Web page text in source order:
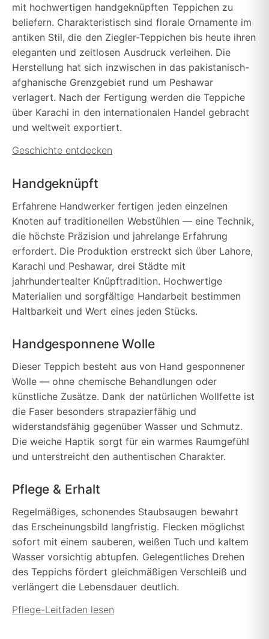
mit hochwertigen handgeknüpften Teppichen zu
beliefern. Charakteristisch sind florale Ornamente im
antiken Stil, die den Ziegler-Teppichen bis heute ihren
eleganten und zeitlosen Ausdruck verleihen. Die
Herstellung hat sich inzwischen in das pakistanisch-
afghanische Grenzgebiet rund um Peshawar
verlagert. Nach der Fertigung werden die Teppiche
über Karachi in den internationalen Handel gebracht
und weltweit exportiert.
Geschichte entdecken
Handgeknüpft
Erfahrene Handwerker fertigen jeden einzelnen
Knoten auf traditionellen Webstühlen — eine Technik,
die höchste Präzision und jahrelange Erfahrung
erfordert. Die Produktion erstreckt sich über Lahore,
Karachi und Peshawar, drei Städte mit
jahrhundertealter Knüpftradition. Hochwertige
Materialien und sorgfältige Handarbeit bestimmen
Haltbarkeit und Wert eines jeden Stücks.
Handgesponnene Wolle
Dieser Teppich besteht aus von Hand gesponnener
Wolle — ohne chemische Behandlungen oder
künstliche Zusätze. Dank der natürlichen Wollfette ist
die Faser besonders strapazierfähig und
widerstandsfähig gegenüber Wasser und Schmutz.
Die weiche Haptik sorgt für ein warmes Raumgefühl
und unterstreicht den authentischen Charakter.
Pflege & Erhalt
Regelmäßiges, schonendes Staubsaugen bewahrt
das Erscheinungsbild langfristig. Flecken möglichst
sofort mit einem sauberen, weißen Tuch und kaltem
Wasser vorsichtig abtupfen. Gelegentliches Drehen
des Teppichs fördert gleichmäßigen Verschleiß und
verlängert die Lebensdauer deutlich.
Pflege-Leitfaden lesen